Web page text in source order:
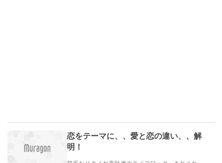
恋をテーマに、、愛と恋の違い、、解
明！